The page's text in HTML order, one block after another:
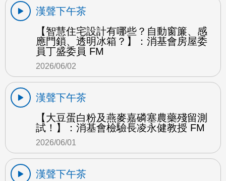
漢聲下午茶
【智慧住宅設計有哪些？自動窗簾、感
應門鎖、透明冰箱？】：消基會房屋委
員丁盛委員 FM
2026/06/02
漢聲下午茶
【大豆蛋白粉及燕麥嘉磷塞農藥殘留測
試！】：消基會檢驗長凌永健教授 FM
2026/06/01
漢聲下午茶